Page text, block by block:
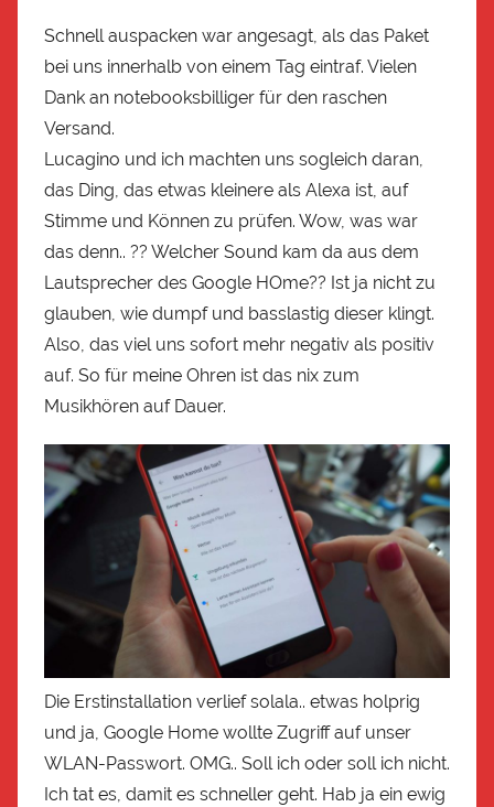
Schnell auspacken war angesagt, als das Paket
bei uns innerhalb von einem Tag eintraf. Vielen
Dank an notebooksbilliger für den raschen
Versand.
Lucagino und ich machten uns sogleich daran,
das Ding, das etwas kleinere als Alexa ist, auf
Stimme und Können zu prüfen. Wow, was war
das denn.. ?? Welcher Sound kam da aus dem
Lautsprecher des Google HOme?? Ist ja nicht zu
glauben, wie dumpf und basslastig dieser klingt.
Also, das viel uns sofort mehr negativ als positiv
auf. So für meine Ohren ist das nix zum
Musikhören auf Dauer.
Die Erstinstallation verlief solala.. etwas holprig
und ja, Google Home wollte Zugriff auf unser
WLAN-Passwort. OMG.. Soll ich oder soll ich nicht.
Ich tat es, damit es schneller geht. Hab ja ein ewig